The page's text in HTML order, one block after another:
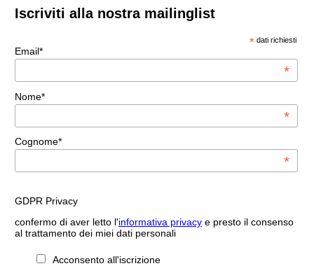
Iscriviti alla nostra mailinglist
* dati richiesti
Email*
*
Nome*
*
Cognome*
*
GDPR Privacy
confermo di aver letto l'informativa privacye presto il consenso
al trattamento dei miei dati personali
Acconsento all'iscrizione